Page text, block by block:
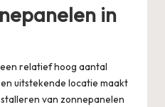
in
relatief hoog aantal
uitstekende locatie maakt
van zonnepanelen